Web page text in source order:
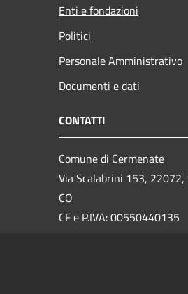
Enti e fondazioni
Politici
Personale Amministrativo
Documenti e dati
CONTATTI
Comune di Cermenate
Via Scalabrini 153, 22072,
CO
CF e P.IVA: 00550440135